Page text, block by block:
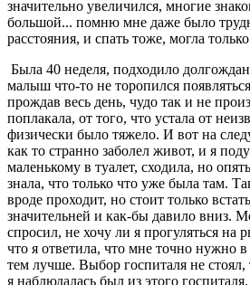
значительно увеличился, многие
большой... помню мне даже было
расстояния, и спать тоже, могла
Была 40 неделя, подходило
малыш что-то не торопился
прождав весь день, чудо так и не
поплакала, от того, что устала от
физически было тяжело. И вот на
как то странно заболел живот, и я
маленькому в туалет, сходила, но
знала, что только что уже была там.
вроде проходит, но стоит только
значительней и как-бы давило вниз.
спросил, не хочу ли я прогуляться на
что я ответила, что мне точно нужно
тем лучше. Выбор госпиталя не стоял,
я наблюдалась был из этого